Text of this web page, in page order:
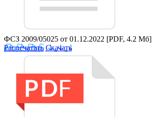
ФСЗ 2009/05025 от 01.12.2022 [PDF, 4.2 Мб]
Распечатать Скачать